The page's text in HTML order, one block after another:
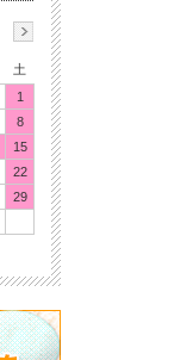
土
1
8
15
22
29